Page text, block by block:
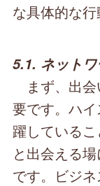
な具体的な行
5.1. ネット
まず、出会
要です。ハ
躍している
と出会える
です。ビジネ